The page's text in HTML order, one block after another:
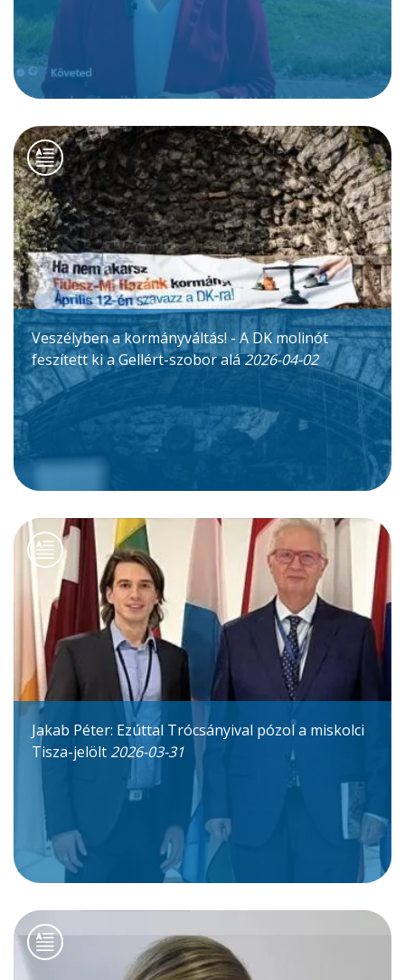
Veszélyben a kormányváltás! - A DK molinót
feszített ki a Gellért-szobor alá2026-04-02
Jakab Péter: Ezúttal Trócsányival pózol a miskolci
Tisza-jelölt 2026-03-31